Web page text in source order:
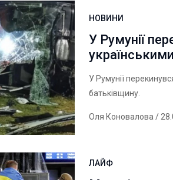
НОВИНИ
У Румунії
У Румунії
батьківщину.
Оля Коновалова /
ЛАЙФ